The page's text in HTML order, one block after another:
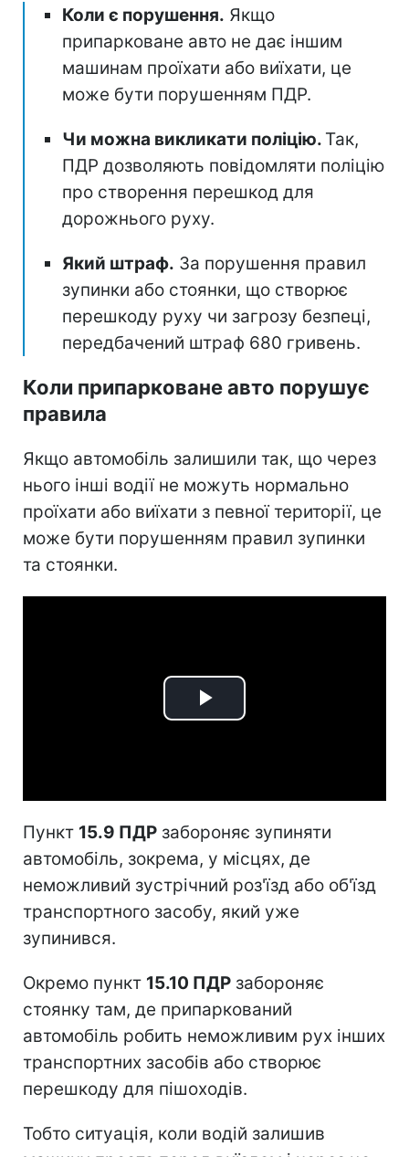
Коли є порушення. Якщо
припарковане авто не дає іншим
машинам проїхати або виїхати, це
може бути порушенням ПДР.
Чи можна викликати поліцію. Так,
ПДР дозволяють повідомляти поліцію
про створення перешкод для
дорожнього руху.
Який штраф. За порушення правил
зупинки або стоянки, що створює
перешкоду руху чи загрозу безпеці,
передбачений штраф 680 гривень.
Коли припарковане авто порушує
правила
Якщо автомобіль залишили так, що через
нього інші водії не можуть нормально
проїхати або виїхати з певної території, це
може бути порушенням правил зупинки
та стоянки.
Play
Пункт 15.9 ПДР забороняє зупиняти
автомобіль, зокрема, у місцях, де
неможливий зустрічний роз'їзд або об'їзд
транспортного засобу, який уже
зупинився.
Окремо пункт 15.10 ПДР забороняє
стоянку там, де припаркований
автомобіль робить неможливим рух інших
транспортних засобів або створює
перешкоду для пішоходів.
Тобто ситуація, коли водій залишив